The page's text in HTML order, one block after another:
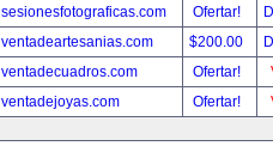
sesionesfotograficas.com
Ofertar!
ventadeartesanias.com
$200.00
ventadecuadros.com
Ofertar!
ventadejoyas.com
Ofertar!